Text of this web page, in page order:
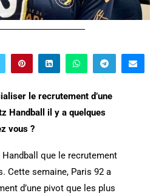
le recrutement d’une
Handball il y a quelques
vous ?
Handball que le recrutement
Cette semaine, Paris 92 a
d’une pivot que les plus